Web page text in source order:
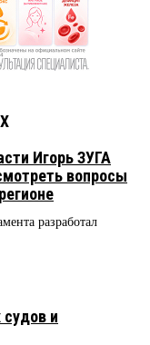
Игорь ЗУГА
вопросы
разработал
и